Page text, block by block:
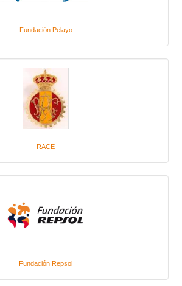
Fundación Pelayo
RACE
Fundación Repsol